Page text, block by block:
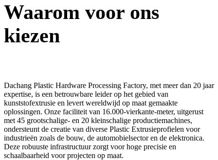
Waarom voor ons
kiezen
Dachang Plastic Hardware Processing Factory, met meer dan 20 jaar
expertise, is een betrouwbare leider op het gebied van
kunststofextrusie en levert wereldwijd op maat gemaakte
oplossingen. Onze faciliteit van 16.000-vierkante-meter, uitgerust
met 45 grootschalige- en 20 kleinschalige productiemachines,
ondersteunt de creatie van diverse Plastic Extrusieprofielen voor
industrieën zoals de bouw, de automobielsector en de elektronica.
Deze robuuste infrastructuur zorgt voor hoge precisie en
schaalbaarheid voor projecten op maat.